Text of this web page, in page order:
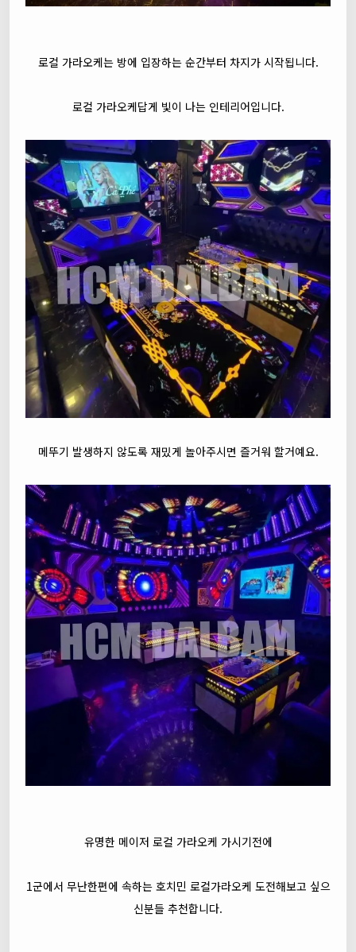
로컬 가라오케는 방에 입장하는 순간부터 차지가 시작됩니다.
로컬 가라오케답게 빛이 나는 인테리어입니다.
메뚜기 발생하지 않도록 재밌게 놀아주시면 즐거워 할거예요.
유명한 메이저 로컬 가라오케 가시기전에
1군에서 무난한편에 속하는 호치민 로컬가라오케 도전해보고 싶으
신분들 추천합니다.